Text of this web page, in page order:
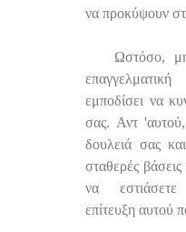
να προκύψουν
Ωστόσο,
εμποδίσει να
σας. Αντ
δουλειά σας
σταθερές
να
επίτευξη αυτού